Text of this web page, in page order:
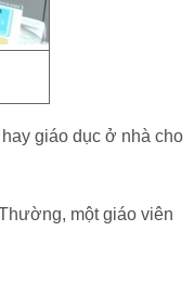
giáo dục ở nhà cho
một giáo viên